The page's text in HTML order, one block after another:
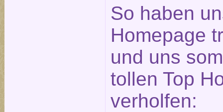
So haben
Homepage
und uns
tollen Top
verholfen: